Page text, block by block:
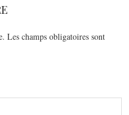
Les champs obligatoires sont